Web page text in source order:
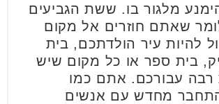
מלגור בו. ששת הגביעים
שאתם חוזרים אל מקום
להיות עיר הולדתכם, בית
בית ספר או כל מקום שיש
רבה עבורכם. אתם כמו
מחדש עם אנשים